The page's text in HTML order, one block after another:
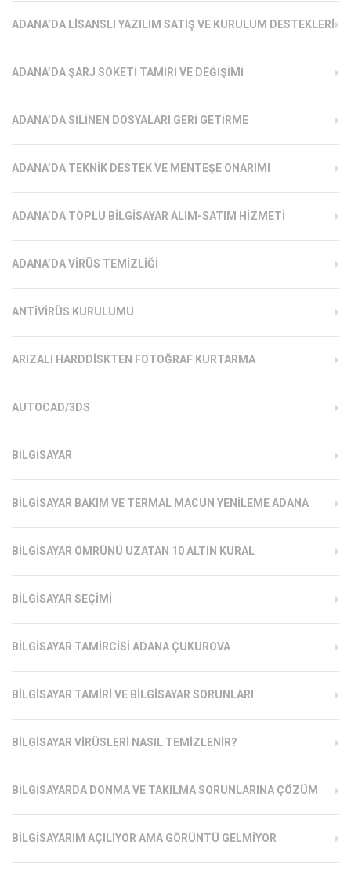
ADANA’DA LISANSLI YAZILIM SATIŞ VE KURULUM DESTEKLERI
ADANA’DA ŞARJ SOKETI TAMIRI VE DEĞIŞIMI
ADANA’DA SILINEN DOSYALARI GERI GETIRME
ADANA’DA TEKNIK DESTEK VE MENTEŞE ONARIMI
ADANA’DA TOPLU BILGISAYAR ALIM-SATIM HIZMETI
ADANA’DA VIRÜS TEMIZLIĞI
ANTIVIRÜS KURULUMU
ARIZALI HARDDISKTEN FOTOĞRAF KURTARMA
AUTOCAD/3DS
BILGISAYAR
BILGISAYAR BAKIM VE TERMAL MACUN YENILEME ADANA
BILGISAYAR ÖMRÜNÜ UZATAN 10 ALTIN KURAL
BILGISAYAR SEÇIMI
BILGISAYAR TAMIRCISI ADANA ÇUKUROVA
BILGISAYAR TAMIRI VE BILGISAYAR SORUNLARI
BILGISAYAR VIRÜSLERI NASIL TEMIZLENIR?
BILGISAYARDA DONMA VE TAKILMA SORUNLARINA ÇÖZÜM
BILGISAYARIM AÇILIYOR AMA GÖRÜNTÜ GELMIYOR